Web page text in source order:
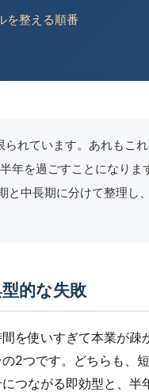
を整える順番
られています。あれもこ
年を過ごすことになりま
と中長期に分けて整理し
的な失敗
を使いすぎて本業が
2つです。どちらも、
つながる即効型と、半